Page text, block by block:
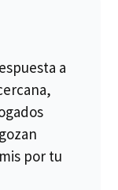
a
por tu